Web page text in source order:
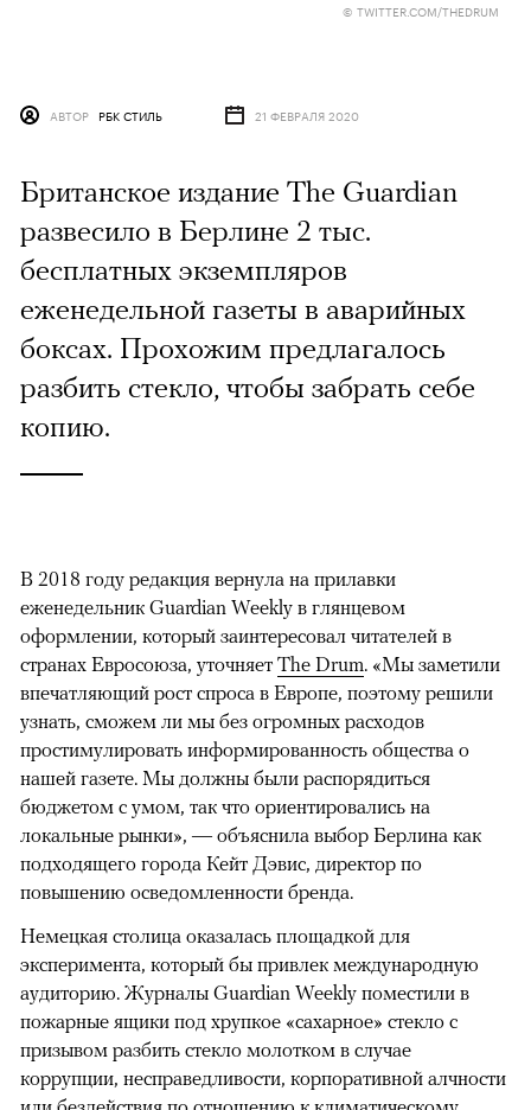
© TWITTER.COM/THEDRUM
АВТОР РБК СТИЛЬ 21 ФЕВРАЛЯ 2020
Британское издание The Guardian
развесило в Берлине 2 тыс.
бесплатных экземпляров
еженедельной газеты в аварийных
боксах. Прохожим предлагалось
разбить стекло, чтобы забрать себе
копию.
В 2018 году редакция вернула на прилавки
еженедельник Guardian Weekly в глянцевом
оформлении, который заинтересовал читателей в
странах Евросоюза, уточняет The Drum. «Мы заметили
впечатляющий рост спроса в Европе, поэтому решили
узнать, сможем ли мы без огромных расходов
простимулировать информированность общества о
нашей газете. Мы должны были распорядиться
бюджетом с умом, так что ориентировались на
локальные рынки», — объяснила выбор Берлина как
подходящего города Кейт Дэвис, директор по
повышению осведомленности бренда.
Немецкая столица оказалась площадкой для
эксперимента, который бы привлек международную
аудиторию. Журналы Guardian Weekly поместили в
пожарные ящики под хрупкое «сахарное» стекло с
призывом разбить стекло молотком в случае
коррупции, несправедливости, корпоративной алчности